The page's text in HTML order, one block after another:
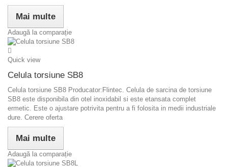
Mai multe
Adaugă la comparație
Quick view
Celula torsiune SB8
Celula torsiune SB8 Producator:Flintec. Celula de sarcina de torsiune
SB8 este disponibila din otel inoxidabil si este etansata complet
ermetic. Este o ajustare potrivita pentru a fi folosita in medii industriale
dure. Cerere oferta
Mai multe
Adaugă la comparație